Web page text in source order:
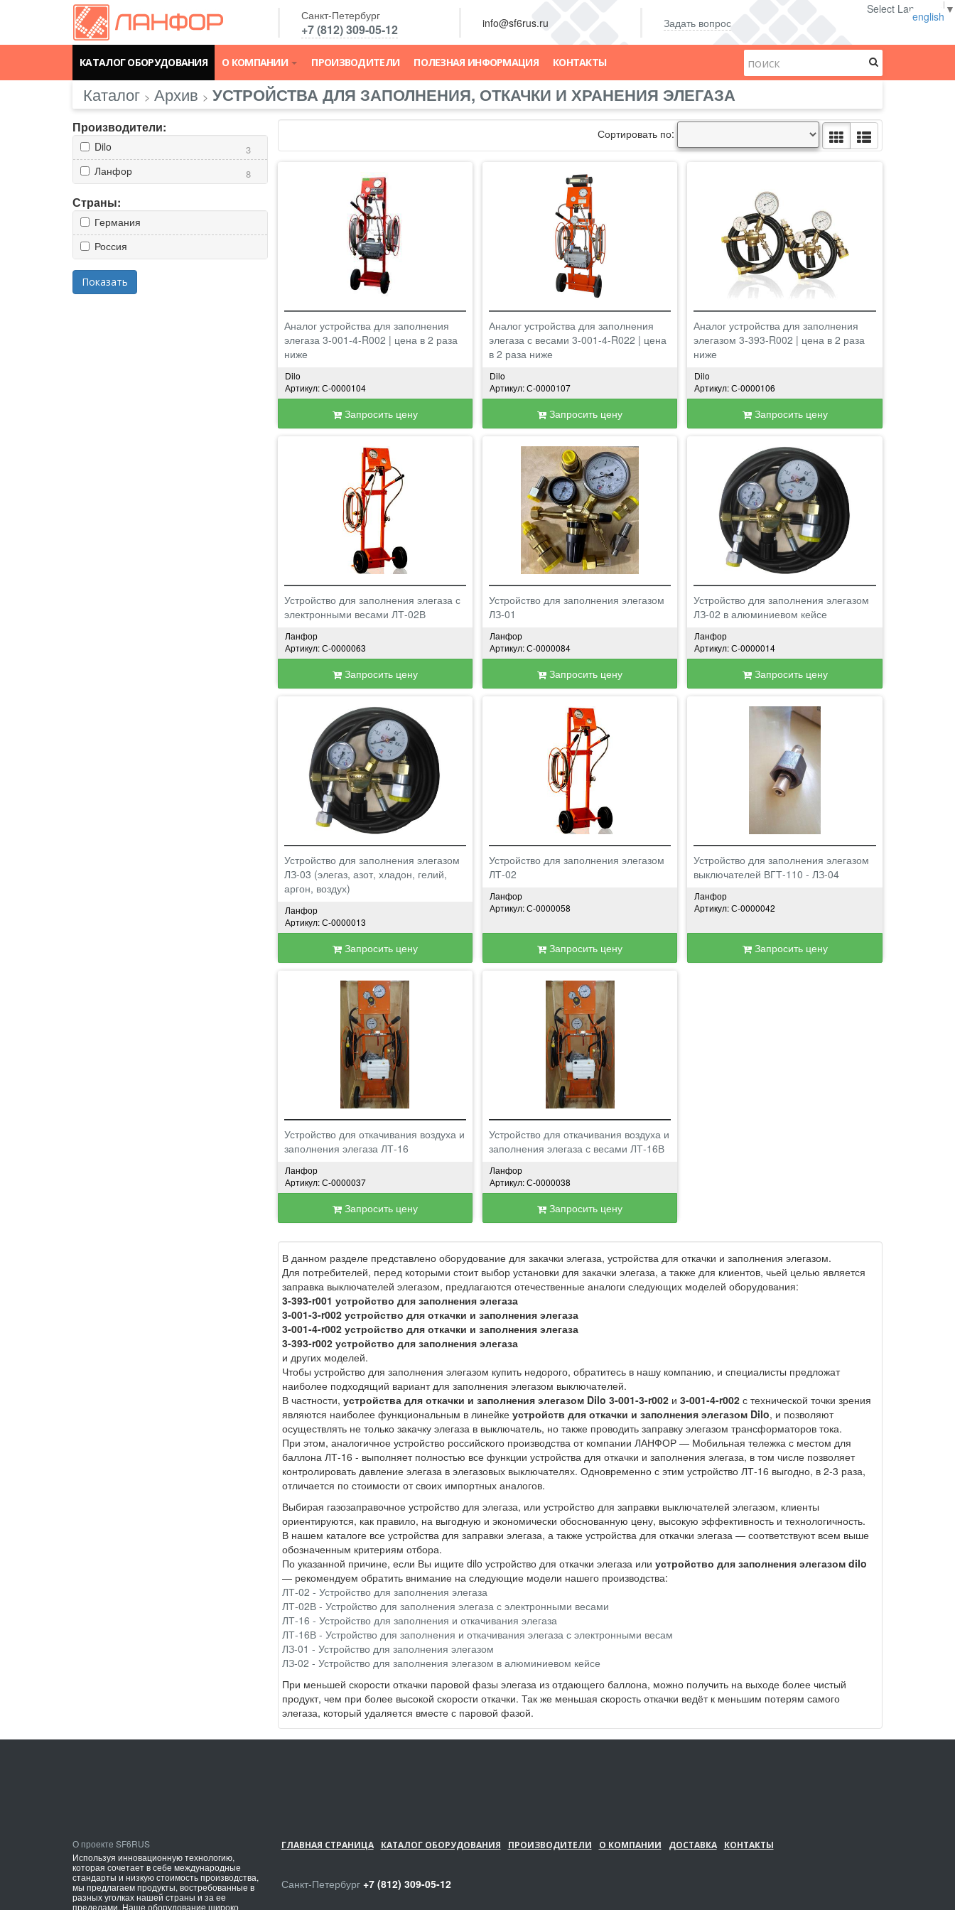
Санкт-Петербург
+7 (812) 309-05-12 info@sf6rus.ru Задать вопрос
КАТАЛОГ ОБОРУДОВАНИЯ О КОМПАНИИ ПРОИЗВОДИТЕЛИ ПОЛЕЗНАЯ ИНФОРМАЦИЯ КОНТАКТЫ
Каталог > Архив > УСТРОЙСТВА ДЛЯ ЗАПОЛНЕНИЯ, ОТКАЧКИ И ХРАНЕНИЯ ЭЛЕГАЗА
Производители:
3
Dilo
8
Ланфор
Страны:
Германия
Россия
Показать
Сортировать по:
Аналог устройства для заполнения
элегаза 3-001-4-R002 | цена в 2 раза
ниже
Dilo
Артикул: С-0000104
Запросить цену
Аналог устройства для заполнения
элегаза с весами 3-001-4-R022 | цена
в 2 раза ниже
Dilo
Артикул: С-0000107
Запросить цену
Аналог устройства для заполнения
элегазом 3-393-R002 | цена в 2 раза
ниже
Dilo
Артикул: С-0000106
Запросить цену
Устройство для заполнения элегаза с
электронными весами ЛТ-02В
Ланфор
Артикул: С-0000063
Запросить цену
Устройство для заполнения элегазом
ЛЗ-01
Ланфор
Артикул: С-0000084
Запросить цену
Устройство для заполнения элегазом
ЛЗ-02 в алюминиевом кейсе
Ланфор
Артикул: С-0000014
Запросить цену
Устройство для заполнения элегазом
ЛЗ-03 (элегаз, азот, хладон, гелий,
аргон, воздух)
Ланфор
Артикул: С-0000013
Запросить цену
Устройство для заполнения элегазом
ЛТ-02
Ланфор
Артикул: С-0000058
Запросить цену
Устройство для заполнения элегазом
выключателей ВГТ-110 - ЛЗ-04
Ланфор
Артикул: С-0000042
Запросить цену
Устройство для откачивания воздуха и
заполнения элегаза ЛТ-16
Ланфор
Артикул: С-0000037
Запросить цену
Устройство для откачивания воздуха и
заполнения элегаза с весами ЛТ-16В
Ланфор
Артикул: С-0000038
Запросить цену
В данном разделе представлено оборудование для закачки элегаза, устройства для откачки и заполнения элегазом.
Для потребителей, перед которыми стоит выбор установки для закачки элегаза, а также для клиентов, чьей целью является
заправка выключателей элегазом, предлагаются отечественные аналоги следующих моделей оборудования:
3-393-r001 устройство для заполнения элегаза
3-001-3-r002 устройство для откачки и заполнения элегаза
3-001-4-r002 устройство для откачки и заполнения элегаза
3-393-r002 устройство для заполнения элегаза
и других моделей.
Чтобы устройство для заполнения элегазом купить недорого, обратитесь в нашу компанию, и специалисты предложат
наиболее подходящий вариант для заполнения элегазом выключателей.
В частности, устройства для откачки и заполнения элегазом Dilo 3-001-3-r002и 3-001-4-r002с технической точки зрения
являются наиболее функциональным в линейке устройств для откачки и заполнения элегазом Dilo, и позволяют
осуществлять не только закачку элегаза в выключатель, но также проводить заправку элегазом трансформаторов тока.
При этом, аналогичное устройство российского производства от компании ЛАНФОР — Мобильная тележка с местом для
баллона ЛТ-16 - выполняет полностью все функции устройства для откачки и заполнения элегаза, в том числе позволяет
контролировать давление элегаза в элегазовых выключателях. Одновременно с этим устройство ЛТ-16 выгодно, в 2-3 раза,
отличается по стоимости от своих импортных аналогов.
Выбирая газозаправочное устройство для элегаза, или устройство для заправки выключателей элегазом, клиенты
ориентируются, как правило, на выгодную и экономически обоснованную цену, высокую эффективность и технологичность.
В нашем каталоге все устройства для заправки элегаза, а также устройства для откачки элегаза — соответствуют всем выше
обозначенным критериям отбора.
По указанной причине, если Вы ищите dilo устройство для откачки элегаза или устройство для заполнения элегазом dilo
— рекомендуем обратить внимание на следующие модели нашего производства:
ЛТ-02 - Устройство для заполнения элегаза
ЛТ-02В - Устройство для заполнения элегаза с электронными весами
ЛТ-16 - Устройство для заполнения и откачивания элегаза
ЛТ-16В - Устройство для заполнения и откачивания элегаза с электронными весам
ЛЗ-01 - Устройство для заполнения элегазом
ЛЗ-02 - Устройство для заполнения элегазом в алюминиевом кейсе
При меньшей скорости откачки паровой фазы элегаза из отдающего баллона, можно получить на выходе более чистый
продукт, чем при более высокой скорости откачки. Так же меньшая скорость откачки ведёт к меньшим потерям самого
элегаза, который удаляется вместе с паровой фазой.
О проекте SF6RUS
Используя инновационную технологию,
которая сочетает в себе международные
стандарты и низкую стоимость производства,
мы предлагаем продукты, востребованные в
разных уголках нашей страны и за ее
пределами. Наше оборудование широко
ГЛАВНАЯ СТРАНИЦА КАТАЛОГ ОБОРУДОВАНИЯ ПРОИЗВОДИТЕЛИ О КОМПАНИИ ДОСТАВКА КОНТАКТЫ
Санкт-Петербург +7 (812) 309-05-12
Select Language ▼
english